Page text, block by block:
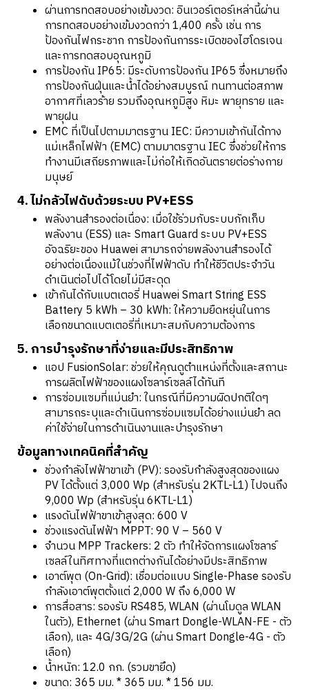
ผ่านการทดสอบอย่างเข้มงวด: อินเวอร์เตอร์เหล่านี้ผ่าน
การทดสอบอย่างเข้มงวดกว่า 1,400 ครั้ง เช่น การ
ป้องกันไฟกระชาก การป้องกันการระเบิดของไฮโดรเจน
และการทดสอบอุณหภูมิ
การป้องกัน IP65: มีระดับการป้องกัน IP65 ซึ่งหมายถึง
การป้องกันฝุ่นและน้ำได้อย่างสมบูรณ์ ทนทานต่อสภาพ
อากาศที่เลวร้าย รวมถึงอุณหภูมิสูง หิมะ พายุทราย และ
พายุฝน
EMC ที่เป็นไปตามมาตรฐาน IEC: มีความเข้ากันได้ทาง
แม่เหล็กไฟฟ้า (EMC) ตามมาตรฐาน IEC ซึ่งช่วยให้การ
ทำงานมีเสถียรภาพและไม่ก่อให้เกิดอันตรายต่อร่างกาย
มนุษย์
4. ไม่กลัวไฟดับด้วยระบบ PV+ESS
พลังงานสำรองต่อเนื่อง: เมื่อใช้ร่วมกับระบบกักเก็บ
พลังงาน (ESS) และ Smart Guard ระบบ PV+ESS
อัจฉริยะของ Huawei สามารถจ่ายพลังงานสำรองได้
อย่างต่อเนื่องแม้ในช่วงที่ไฟฟ้าดับ ทำให้ชีวิตประจำวัน
ดำเนินต่อไปได้โดยไม่มีสะดุด
เข้ากันได้กับแบตเตอรี่ Huawei Smart String ESS
Battery 5 kWh – 30 kWh: ให้ความยืดหยุ่นในการ
เลือกขนาดแบตเตอรี่ที่เหมาะสมกับความต้องการ
5. การบำรุงรักษาที่ง่ายและมีประสิทธิภาพ
แอป FusionSolar: ช่วยให้คุณดูตำแหน่งที่ตั้งและสถานะ
การผลิตไฟฟ้าของแผงโซลาร์เซลล์ได้ทันที
การซ่อมแซมที่แม่นยำ: ในกรณีที่มีความผิดปกติใดๆ
สามารถระบุและดำเนินการซ่อมแซมได้อย่างแม่นยำ ลด
ค่าใช้จ่ายในการดำเนินงานและบำรุงรักษา
ข้อมูลทางเทคนิคที่สำคัญ
ช่วงกำลังไฟฟ้าขาเข้า (PV): รองรับกำลังสูงสุดของแผง
PV ได้ตั้งแต่ 3,000 Wp (สำหรับรุ่น 2KTL-L1) ไปจนถึง
9,000 Wp (สำหรับรุ่น 6KTL-L1)
แรงดันไฟฟ้าขาเข้าสูงสุด: 600 V
ช่วงแรงดันไฟฟ้า MPPT: 90 V – 560 V
จำนวน MPP Trackers: 2 ตัว ทำให้จัดการแผงโซลาร์
เซลล์ในทิศทางที่แตกต่างกันได้อย่างมีประสิทธิภาพ
เอาต์พุต (On-Grid): เชื่อมต่อแบบ Single-Phase รองรับ
กำลังเอาต์พุตตั้งแต่ 2,000 W ถึง 6,000 W
การสื่อสาร: รองรับ RS485, WLAN (ผ่านโมดูล WLAN
ในตัว), Ethernet (ผ่าน Smart Dongle-WLAN-FE - ตัว
เลือก), และ 4G/3G/2G (ผ่าน Smart Dongle-4G - ตัว
เลือก)
น้ำหนัก: 12.0 กก. (รวมขายึด)
ขนาด: 365 มม. * 365 มม. * 156 มม.